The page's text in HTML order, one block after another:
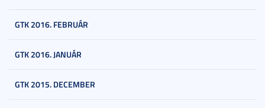
GTK 2016. FEBRUÁR
GTK 2016. JANUÁR
GTK 2015. DECEMBER